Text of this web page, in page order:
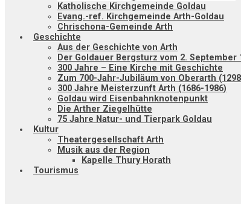
Katholische Kirchgemeinde Goldau
Evang.-ref. Kirchgemeinde Arth-Goldau
Chrischona-Gemeinde Arth
Geschichte
Aus der Geschichte von Arth
Der Goldauer Bergsturz vom 2. September
300 Jahre – Eine Kirche mit Geschichte
Zum 700-Jahr-Jubiläum von Oberarth
300 Jahre Meisterzunft Arth (1686-1986)
Goldau wird Eisenbahnknotenpunkt
Die Arther Ziegelhütte
75 Jahre Natur- und Tierpark Goldau
Kultur
Theatergesellschaft Arth
Musik aus der Region
Kapelle Thury Horath
Tourismus